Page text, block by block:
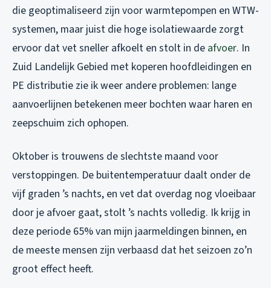
die geoptimaliseerd zijn voor warmtepompen en WTW-
systemen, maar juist die hoge isolatiewaarde zorgt
ervoor dat vet sneller afkoelt en stolt in de afvoer. In
Zuid Landelijk Gebied met koperen hoofdleidingen en
PE distributie zie ik weer andere problemen: lange
aanvoerlijnen betekenen meer bochten waar haren en
zeepschuim zich ophopen.
Oktober is trouwens de slechtste maand voor
verstoppingen. De buitentemperatuur daalt onder de
vijf graden ’s nachts, en vet dat overdag nog vloeibaar
door je afvoer gaat, stolt ’s nachts volledig. Ik krijg in
deze periode 65% van mijn jaarmeldingen binnen, en
de meeste mensen zijn verbaasd dat het seizoen zo’n
groot effect heeft.